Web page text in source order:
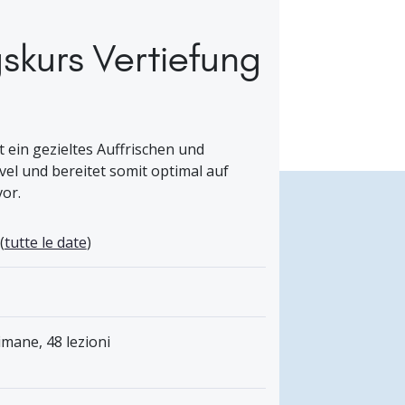
Vertiefung
gezieltes Auffrischen und
und bereitet somit optimal auf
tutte le date)
48 lezioni